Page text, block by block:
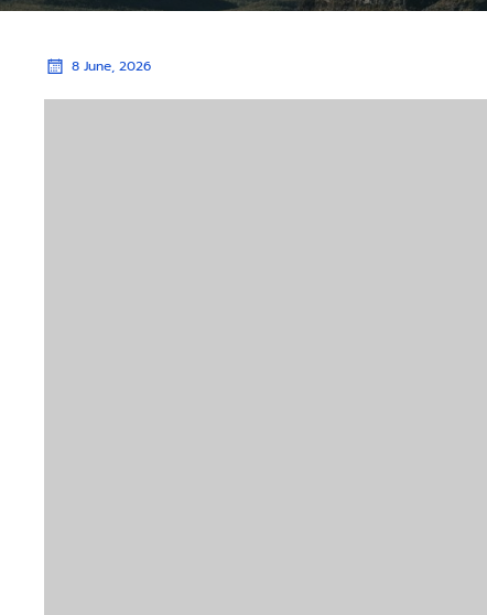
8 June, 2026